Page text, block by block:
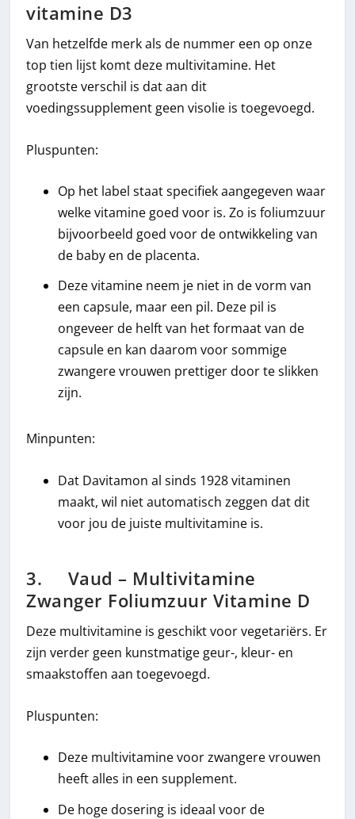
vitamine D3
Van hetzelfde merk als de nummer een op onze
top tien lijst komt deze multivitamine. Het
grootste verschil is dat aan dit
voedingssupplement geen visolie is toegevoegd.
Pluspunten:
Op het label staat specifiek aangegeven waar
welke vitamine goed voor is. Zo is foliumzuur
bijvoorbeeld goed voor de ontwikkeling van
de baby en de placenta.
Deze vitamine neem je niet in de vorm van
een capsule, maar een pil. Deze pil is
ongeveer de helft van het formaat van de
capsule en kan daarom voor sommige
zwangere vrouwen prettiger door te slikken
zijn.
Minpunten:
Dat Davitamon al sinds 1928 vitaminen
maakt, wil niet automatisch zeggen dat dit
voor jou de juiste multivitamine is.
3. Vaud – Multivitamine
Zwanger Foliumzuur Vitamine D
Deze multivitamine is geschikt voor vegetariërs. Er
zijn verder geen kunstmatige geur-, kleur- en
smaakstoffen aan toegevoegd.
Pluspunten:
Deze multivitamine voor zwangere vrouwen
heeft alles in een supplement.
De hoge dosering is ideaal voor de